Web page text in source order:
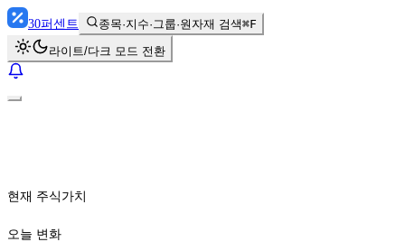
30퍼센트 종목·지수·그룹·원자재 검색⌘F
라이트/다크 모드 전환
현재 주식가치
오늘 변화